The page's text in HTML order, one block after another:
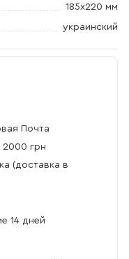
185х220 мм
украинский
Почта
2000 грн
(доставка в
14 дней